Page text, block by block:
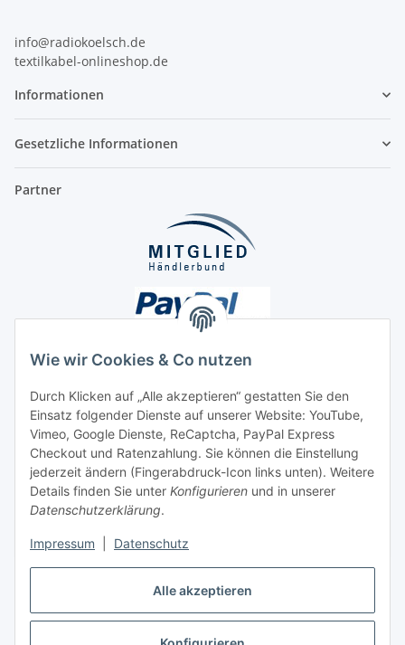
Alle akzeptieren
Wie wir Cookies & Co nutzen
Durch Klicken auf „Alle akzeptieren“ gestatten Sie den
Einsatz folgender Dienste auf unserer Website: YouTube,
Vimeo, Google Dienste, ReCaptcha, PayPal Express
Checkout und Ratenzahlung. Sie können die Einstellung
jederzeit ändern (Fingerabdruck-Icon links unten). Weitere
Details finden Sie unter Konfigurieren und in unserer
Datenschutzerklärung.
Impressum Datenschutz
info@radiokoelsch.de
textilkabel-onlineshop.de
Informationen
Gesetzliche Informationen
Partner
Unsere Seiten
Social Media
Vertrag widerrufen